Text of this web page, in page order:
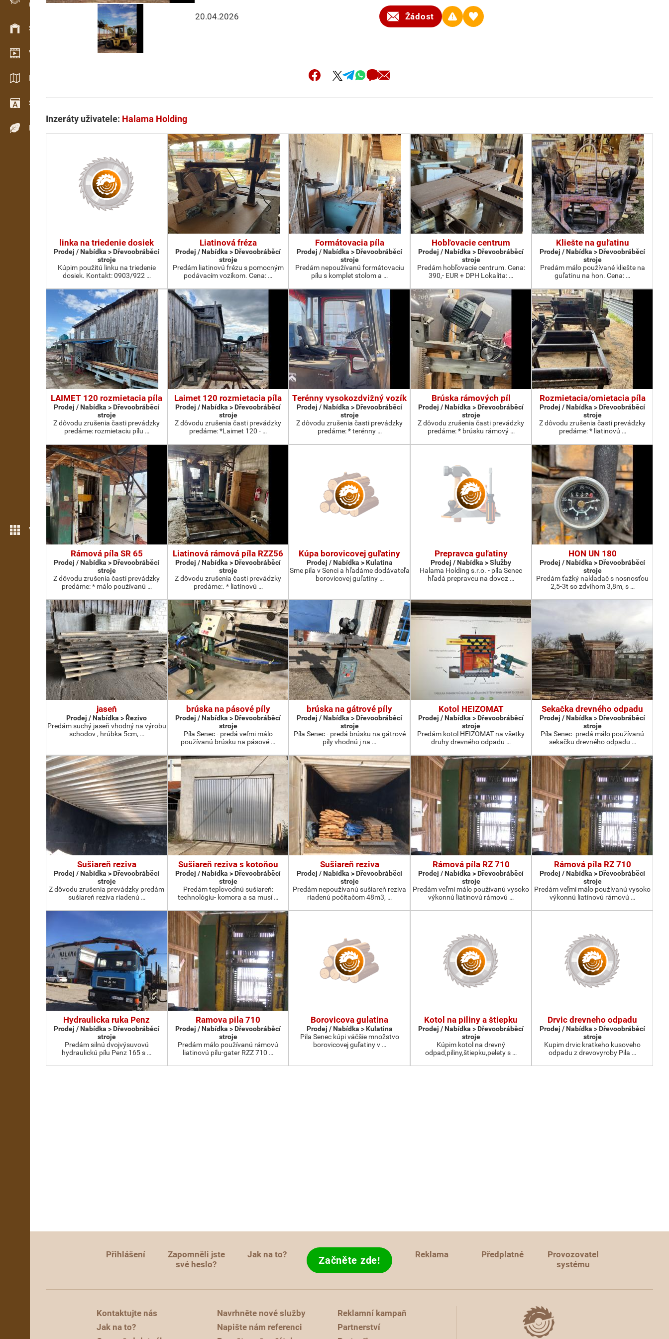
Evidence dřeva v terénu
Skladové hospodářství
Video showroom
Katalogy / Brožury
Slovník
Dřeviny
Více možností
20.04.2026 Žádost
Inzeráty uživatele: Halama Holding
linka na triedenie dosiek
Prodej / Nabídka > Dřevoobráběcí
stroje
Kúpim použitú linku na triedenie
dosiek. Kontakt: 0903/922 …
Liatinová fréza
Prodej / Nabídka > Dřevoobráběcí
stroje
Predám liatinovú frézu s pomocným
podávacím vozíkom. Cena: …
Formátovacia píla
Prodej / Nabídka > Dřevoobráběcí
stroje
Predám nepoužívanú formátovaciu
pílu s komplet stolom a …
Hobľovacie centrum
Prodej / Nabídka > Dřevoobráběcí
stroje
Predám hobľovacie centrum. Cena:
390,- EUR + DPH Lokalita: …
Kliešte na guľatinu
Prodej / Nabídka > Dřevoobráběcí
stroje
Predám málo používané kliešte na
guľatinu na hon. Cena: …
LAIMET 120 rozmietacia píla
Prodej / Nabídka > Dřevoobráběcí
stroje
Z dôvodu zrušenia časti prevádzky
predáme: rozmietaciu pílu …
Laimet 120 rozmietacia píla
Prodej / Nabídka > Dřevoobráběcí
stroje
Z dôvodu zrušenia časti prevádzky
predáme: *Laimet 120 - …
Terénny vysokozdvižný vozík
Prodej / Nabídka > Dřevoobráběcí
stroje
Z dôvodu zrušenia časti prevádzky
predáme: * terénny …
Brúska rámových píl
Prodej / Nabídka > Dřevoobráběcí
stroje
Z dôvodu zrušenia časti prevádzky
predáme: * brúsku rámový …
Rozmietacia/omietacia píla
Prodej / Nabídka > Dřevoobráběcí
stroje
Z dôvodu zrušenia časti prevádzky
predáme: * liatinovú …
Rámová píla SR 65
Prodej / Nabídka > Dřevoobráběcí
stroje
Z dôvodu zrušenia časti prevádzky
predáme: * málo používanú …
Liatinová rámová píla RZZ56
Prodej / Nabídka > Dřevoobráběcí
stroje
Z dôvodu zrušenia časti prevádzky
predáme:. * liatinovú …
Kúpa borovicovej guľatiny
Prodej / Nabídka > Kulatina
Sme píla v Senci a hľadáme dodávateľa
borovicovej guľatiny …
Prepravca guľatiny
Prodej / Nabídka > Služby
Halama Holding s.r.o. - píla Senec
hľadá prepravcu na dovoz …
HON UN 180
Prodej / Nabídka > Dřevoobráběcí
stroje
Predám ťažký nakladač s nosnosťou
2,5-3t so zdvihom 3,8m, s …
jaseň
Prodej / Nabídka > Řezivo
Predám suchý jaseň vhodný na výrobu
schodov , hrúbka 5cm, …
brúska na pásové píly
Prodej / Nabídka > Dřevoobráběcí
stroje
Píla Senec - predá veľmi málo
používanú brúsku na pásové …
brúska na gátrové píly
Prodej / Nabídka > Dřevoobráběcí
stroje
Píla Senec - predá brúsku na gátrové
píly vhodnú j na …
Kotol HEIZOMAT
Prodej / Nabídka > Dřevoobráběcí
stroje
Predám kotol HEIZOMAT na všetky
druhy drevného odpadu …
Sekačka drevného odpadu
Prodej / Nabídka > Dřevoobráběcí
stroje
Píla Senec- predá málo používanú
sekačku drevného odpadu …
Sušiareň reziva
Prodej / Nabídka > Dřevoobráběcí
stroje
Z dôvodu zrušenia prevádzky predám
sušiareň reziva riadenú …
Sušiareň reziva s kotoňou
Prodej / Nabídka > Dřevoobráběcí
stroje
Predám teplovodnú sušiareň:
technológiu- komora a sa musí …
Sušiareň reziva
Prodej / Nabídka > Dřevoobráběcí
stroje
Predám nepoužívanú sušiareň reziva
riadenú počítačom 48m3, …
Rámová píla RZ 710
Prodej / Nabídka > Dřevoobráběcí
stroje
Predám veľmi málo používanú vysoko
výkonnú liatinovú rámovú …
Rámová píla RZ 710
Prodej / Nabídka > Dřevoobráběcí
stroje
Predám veľmi málo používanú vysoko
výkonnú liatinovú rámovú …
Hydraulicka ruka Penz
Prodej / Nabídka > Dřevoobráběcí
stroje
Predám silnú dvojvýsuvovú
hydraulickú pílu Penz 165 s …
Ramova pila 710
Prodej / Nabídka > Dřevoobráběcí
stroje
Predám málo používanú rámovú
liatinovú pílu-gater RZZ 710 …
Borovicova gulatina
Prodej / Nabídka > Kulatina
Pila Senec kúpi väčšie množstvo
borovicovej guľatiny v …
Kotol na piliny a štiepku
Prodej / Nabídka > Dřevoobráběcí
stroje
Kúpim kotol na drevný
odpad,piliny,štiepku,pelety s …
Drvic drevneho odpadu
Prodej / Nabídka > Dřevoobráběcí
stroje
Kupim drvic kratkeho kusoveho
odpadu z drevovyroby Pila …
Přihlášení
Zapomněli jste
své heslo?
Jak na to? Začněte zde! Reklama Předplatné
Provozovatel
systému
Kontaktujte nás
Jak na to?
Navrhněte nové služby
Napište nám referenci
Reklamní kampaň
Partnerství